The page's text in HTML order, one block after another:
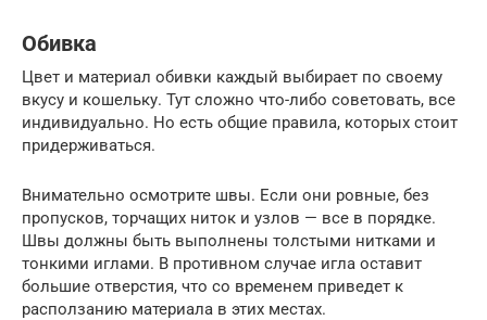
Обивка
Цвет и материал обивки каждый выбирает по своему
вкусу и кошельку. Тут сложно что-либо советовать, все
индивидуально. Но есть общие правила, которых стоит
придерживаться.
Внимательно осмотрите швы. Если они ровные, без
пропусков, торчащих ниток и узлов — все в порядке.
Швы должны быть выполнены толстыми нитками и
тонкими иглами. В противном случае игла оставит
большие отверстия, что со временем приведет к
расползанию материала в этих местах.